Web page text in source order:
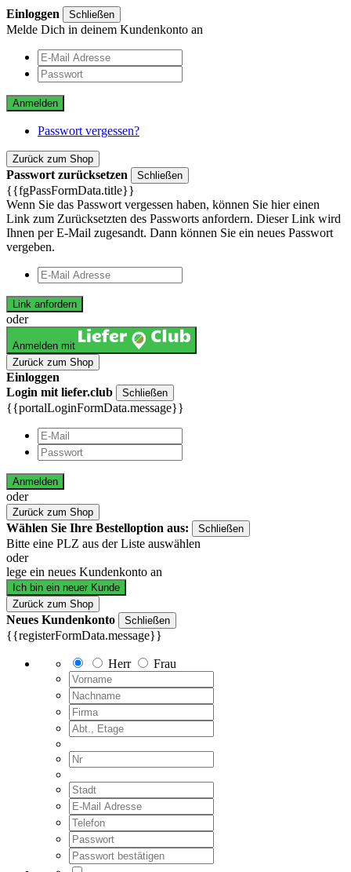
Einloggen Schließen
Melde Dich in deinem Kundenkonto an
Anmelden
Passwort vergessen?
Zurück zum Shop
Passwort zurücksetzen Schließen
{{fgPassFormData.title}}
Wenn Sie das Passwort vergessen haben, können Sie hier einen
Link zum Zurücksetzten des Passworts anfordern. Dieser Link wird
Ihnen per E-Mail zugesandt. Dann können Sie ein neues Passwort
vergeben.
Link anfordern
oder
Anmelden mit
Zurück zum Shop
Einloggen
Login mit liefer.club
Schließen
{{portalLoginFormData.message}}
Anmelden
oder
Zurück zum Shop
Wählen Sie Ihre Bestelloption aus: Schließen
Bitte eine PLZ aus der Liste auswählen
oder
lege ein neues Kundenkonto an
Ich bin ein neuer Kunde
Zurück zum Shop
Neues Kundenkonto Schließen
{{registerFormData.message}}
Herr Frau